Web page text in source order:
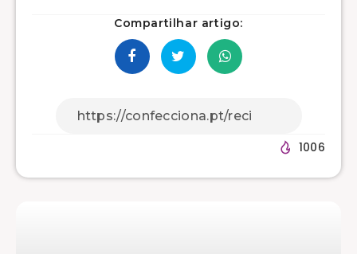
Compartilhar artigo:
1006